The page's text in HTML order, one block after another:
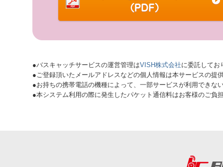
●バスキャッチサービスの運営管理はVISH株式会社に委託してお
●ご登録頂いたメールアドレスなどの個人情報は本サービスの提
●お持ちの携帯電話の機種によって、一部サービスが利用できな
●本システム利用の際に発生したパケット通信料はお客様のご負